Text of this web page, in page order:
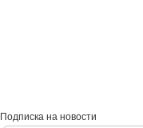
Подписка на новости